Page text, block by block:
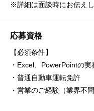
※詳細は面談時にお伝え
応募資格
【必須条件】
・Excel、PowerPointの
・普通自動車運転免許
・営業のご経験（業界不